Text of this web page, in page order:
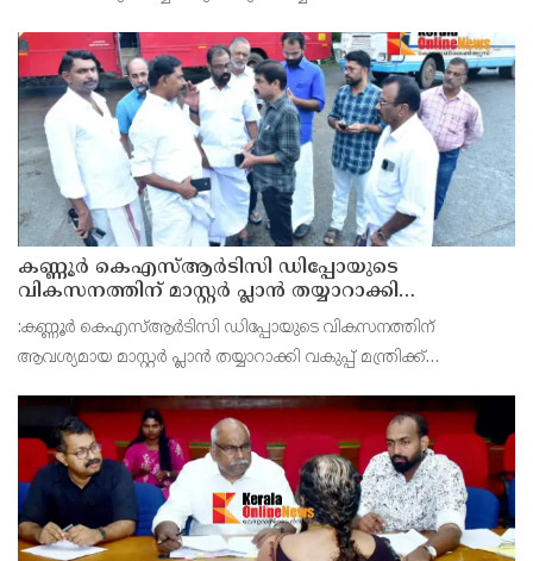
മില്ലിമീറ്റർ മഴ ആ സമയം സംസ്ഥാനത്ത
കണ്ണൂർ കെഎസ്ആർടിസി ഡിപ്പോയുടെ
വികസനത്തിന് മാസ്റ്റർ പ്ലാൻ തയ്യാറാക്കി
സമർപ്പിക്കും : ടി ഒ മോഹനൻ എം എൽ എ
:കണ്ണൂർ കെഎസ്ആർടിസി ഡിപ്പോയുടെ വികസനത്തിന്
ആവശ്യമായ മാസ്റ്റർ പ്ലാൻ തയ്യാറാക്കി വകുപ്പ് മന്ത്രിക്ക്
ഡിപ്പോയ്ക്ക് നാല് ഏക്കറിൽ അധികം വരുന്ന സ്ഥലമുണ്ട്